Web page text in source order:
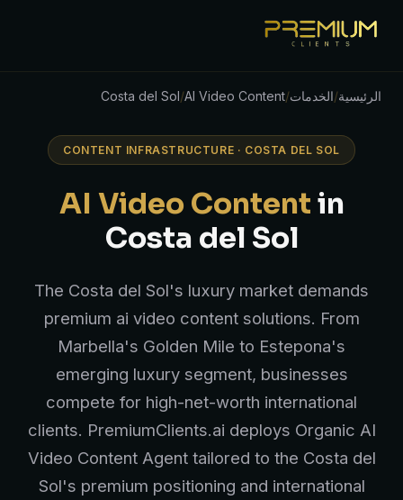
الرئيسية/الخدمات/
AI Video Content
/
Costa del Sol
CONTENT INFRASTRUCTURE · COSTA DEL SOL
AI Video Content in
Costa del Sol
The Costa del Sol's luxury market demands
premium ai video content solutions. From
Marbella's Golden Mile to Estepona's
emerging luxury segment, businesses
compete for high-net-worth international
clients. PremiumClients.ai deploys Organic AI
Video Content Agent tailored to the Costa del
Sol's premium positioning and international